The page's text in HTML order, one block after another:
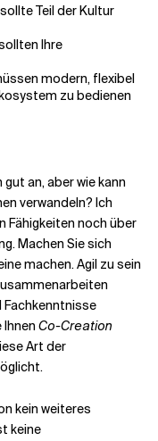
Teil der Kultur
Ihre
modern, flexibel
zu bedienen
an, aber wie kann
verwandeln? Ich
Fähigkeiten noch über
Machen Sie sich
machen. Agil zu sein
Fachkenntnisse
Co-Creation
Art der
kein weiteres
keine